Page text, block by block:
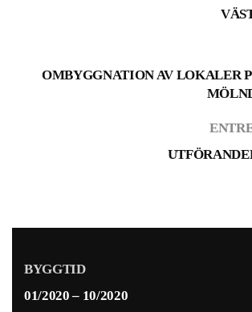
OMBYGGNATION AV LOKALER
BYGGTID
01/2020 – 10/2020